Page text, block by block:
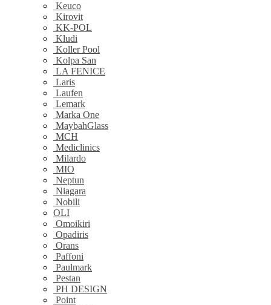
Keuco
Kirovit
KK-POL
Kludi
Koller Pool
Kolpa San
LA FENICE
Laris
Laufen
Lemark
Marka One
MaybahGlass
MCH
Mediclinics
Milardo
MIO
Neptun
Niagara
Nobili
OLI
Omoikiri
Opadiris
Orans
Paffoni
Paulmark
Pestan
PH DESIGN
Point